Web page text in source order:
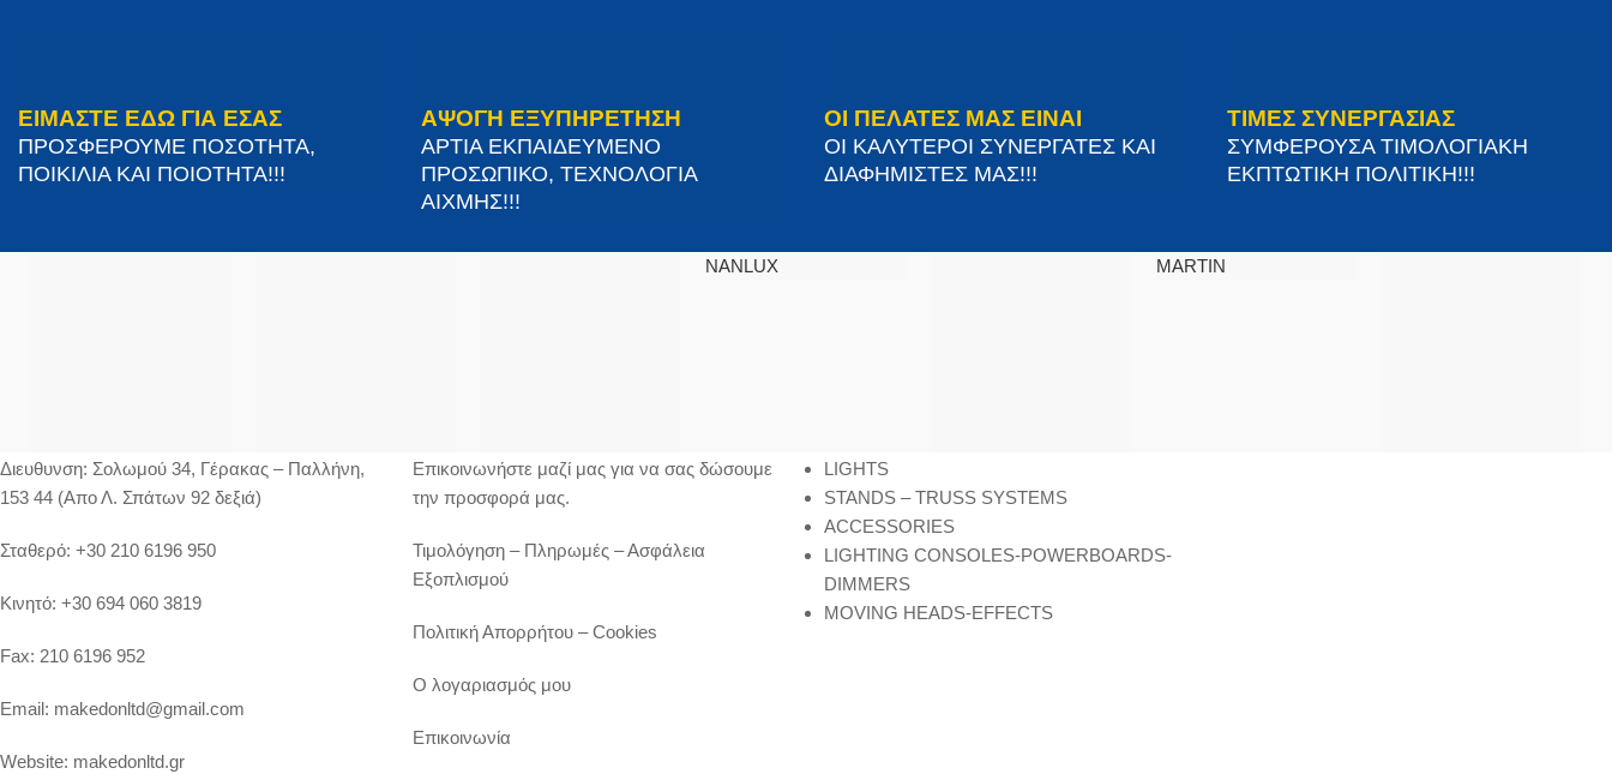
ΕΙΜΑΣΤΕ ΕΔΩ ΓΙΑ ΕΣΑΣ
ΠΡΟΣΦΕΡΟΥΜΕ ΠΟΣΟΤΗΤΑ,
ΠΟΙΚΙΛΙΑ ΚΑΙ ΠΟΙΟΤΗΤΑ!!!
ΑΨΟΓΗ ΕΞΥΠΗΡΕΤΗΣΗ
ΑΡΤΙΑ ΕΚΠΑΙΔΕΥΜΕΝΟ
ΠΡΟΣΩΠΙΚΟ, ΤΕΧΝΟΛΟΓΙΑ
ΑΙΧΜΗΣ!!!
ΟΙ ΠΕΛΑΤΕΣ ΜΑΣ ΕΙΝΑΙ
ΟΙ ΚΑΛΥΤΕΡΟΙ ΣΥΝΕΡΓΑΤΕΣ ΚΑΙ
ΔΙΑΦΗΜΙΣΤΕΣ ΜΑΣ!!!
ΤΙΜΕΣ ΣΥΝΕΡΓΑΣΙΑΣ
ΣΥΜΦΕΡΟΥΣΑ ΤΙΜΟΛΟΓΙΑΚΗ
ΕΚΠΤΩΤΙΚΗ ΠΟΛΙΤΙΚΗ!!!
NANLUX MARTIN
Διευθυνση: Σολωμού 34, Γέρακας – Παλλήνη,
153 44 (Απο Λ. Σπάτων 92 δεξιά)
Σταθερό: +30 210 6196 950
Κινητό: +30 694 060 3819
Fax: 210 6196 952
Email: makedonltd@gmail.com
Website: makedonltd.gr
Επικοινωνήστε μαζί μας για να σας δώσουμε
την προσφορά μας.
Τιμολόγηση – Πληρωμές – Ασφάλεια
Εξοπλισμού
Πολιτική Απορρήτου – Cookies
Ο λογαριασμός μου
Επικοινωνία
LIGHTS
STANDS – TRUSS SYSTEMS
ACCESSORIES
LIGHTING CONSOLES-POWERBOARDS-
DIMMERS
MOVING HEADS-EFFECTS